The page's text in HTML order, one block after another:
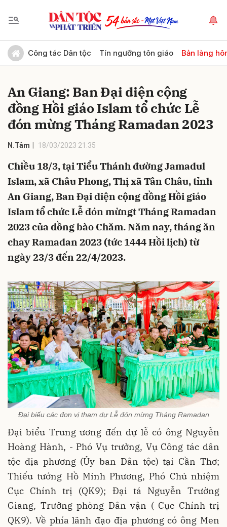
Công tác Dân tộc Tín ngưỡng tôn giáo Bản làng
An Giang: Ban Đại diện cộng
đồng Hồi giáo Islam tổ chức Lễ
đón mừng Tháng Ramadan 2023
N.Tâm 18/03/2023 21:35
Chiều 18/3, tại Tiểu Thánh đường Jamadul
Islam, xã Châu Phong, Thị xã Tân Châu, tỉnh
An Giang, Ban Đại diện cộng đồng Hồi giáo
Islam tổ chức Lễ đón mừngt Tháng Ramadan
2023 của đồng bào Chăm. Năm nay, tháng ăn
chay Ramadan 2023 (tức 1444 Hồi lịch) từ
ngày 23/3 đến 22/4/2023.
Đại biếu các đơn vị tham dự Lễ đón mừng Tháng Ramadan
Đại biểu Trung ương đến dự lễ có ông Nguyễn
Hoàng Hành, - Phó Vụ trưởng, Vụ Công tác dân
tộc địa phương (Ủy ban Dân tộc) tại Cần Thơ;
Thiếu tướng Hồ Minh Phương, Phó Chủ nhiệm
Cục Chính trị (QK9); Đại tá Nguyễn Trường
Giang, Trưởng phòng Dân vận ( Cục Chính trị
QK9). Về phía lãnh đạo địa phương có ông Men
Gửi bình luận